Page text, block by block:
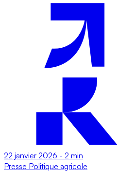
22 janvier 2026 - 2 min
Presse Politique agricole